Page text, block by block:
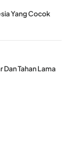
Yang Cocok
Tahan Lama